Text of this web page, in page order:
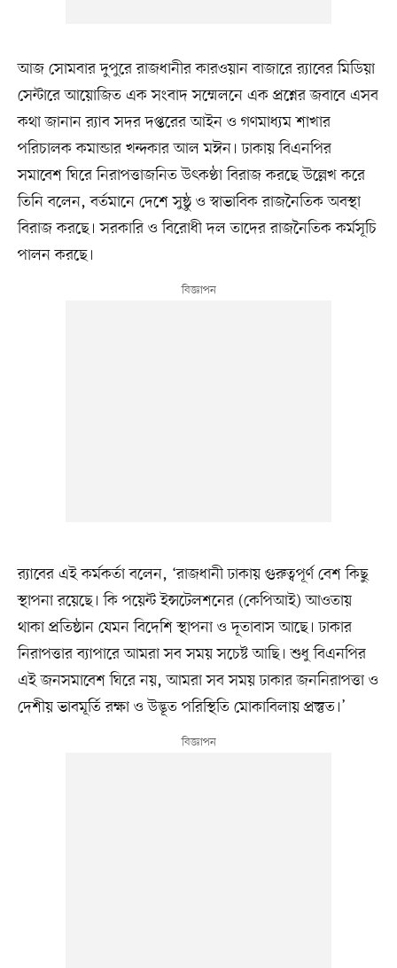
আজ সোমবার দুপুরে রাজধানীর কারওয়ান বাজারে র‌্যাবের মিডিয়া
সেন্টারে আয়োজিত এক সংবাদ সম্মেলনে এক প্রশ্নের জবাবে এসব
কথা জানান র‌্যাব সদর দপ্তরের আইন ও গণমাধ্যম শাখার
পরিচালক কমান্ডার খন্দকার আল মঈন। ঢাকায় বিএনপির
সমাবেশ ঘিরে নিরাপত্তাজনিত উৎকণ্ঠা বিরাজ করছে উল্লেখ করে
তিনি বলেন, বর্তমানে দেশে সুষ্ঠু ও স্বাভাবিক রাজনৈতিক অবস্থা
বিরাজ করছে। সরকারি ও বিরোধী দল তাদের রাজনৈতিক কর্মসূচি
পালন করছে।
র‌্যাবের এই কর্মকর্তা বলেন, ‘রাজধানী ঢাকায় গুরুত্বপূর্ণ বেশ কিছু
স্থাপনা রয়েছে। কি পয়েন্ট ইন্সটেলশনের (কেপিআই) আওতায়
থাকা প্রতিষ্ঠান যেমন বিদেশি স্থাপনা ও দূতাবাস আছে। ঢাকার
নিরাপত্তার ব্যাপারে আমরা সব সময় সচেষ্ট আছি। শুধু বিএনপির
এই জনসমাবেশ ঘিরে নয়, আমরা সব সময় ঢাকার জননিরাপত্তা ও
দেশীয় ভাবমূর্তি রক্ষা ও উদ্ভূত পরিস্থিতি মোকাবিলায় প্রস্তুত।’